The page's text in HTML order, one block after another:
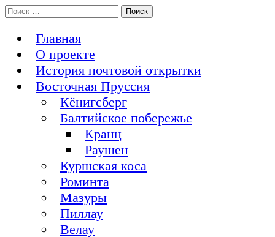
Перейти
к
История Восточной Пруссии в почтовых открытках и не
Поиск:
Главная
О проекте
История почтовой открытки
Восточная Пруссия
Кёнигсберг
Балтийское побережье
Кранц
Раушен
Куршская коса
Роминта
Мазуры
Пиллау
Велау